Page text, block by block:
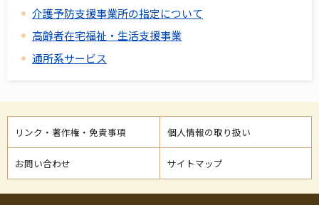
介護予防支援事業所の指定について
高齢者在宅福祉・生活支援事業
通所系サービス
リンク・著作権・免責事項 個人情報の取り扱い
お問い合わせ サイトマップ